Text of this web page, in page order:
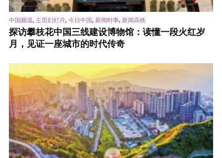
中国频道, 主页幻灯片, 今日中国, 新闻时事, 新闻高铁
探访攀枝花中国三线建设博物馆：读懂一段火红岁
月，见证一座城市的时代传奇